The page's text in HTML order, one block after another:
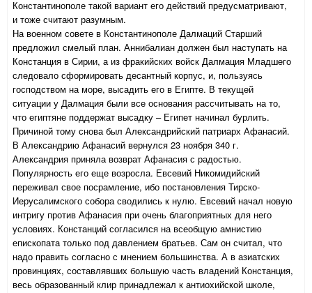
Константинополе такой вариант его действий предусматривают,
и тоже считают разумным.
На военном совете в Константинополе Далмаций Старший
предложил смелый план. Аннибалиан должен был наступать на
Констанция в Сирии, а из фракийских войск Далмация Младшего
следовало сформировать десантный корпус, и, пользуясь
господством на море, высадить его в Египте. В текущей
ситуации у Далмация были все основания рассчитывать на то,
что египтяне поддержат высадку – Египет начинал бурлить.
Причиной тому снова был Александрийский патриарх Афанасий.
В Александрию Афанасий вернулся 23 ноября 340 г.
Александрия приняла возврат Афанасия с радостью.
Популярность его еще возросла. Евсевий Никомидийский
переживал свое посрамление, ибо постановления Тирско-
Иерусалимского собора сводились к нулю. Евсевий начал новую
интригу против Афанасия при очень благоприятных для него
условиях. Констанций согласился на всеобщую амнистию
епископата только под давлением братьев. Сам он считал, что
надо править согласно с мнением большинства. А в азиатских
провинциях, составлявших большую часть владений Констанция,
весь образованный клир принадлежал к антиохийской школе,